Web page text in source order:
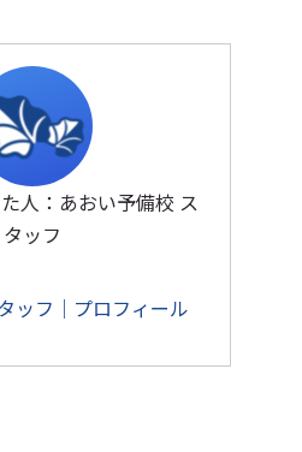
人：あおい予備校 ス
タッフ
ッフ｜プロフィール